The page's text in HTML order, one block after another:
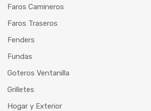
Faros Camineros
Faros Traseros
Fenders
Fundas
Goteros Ventanilla
Grilletes
Hogar y Exterior